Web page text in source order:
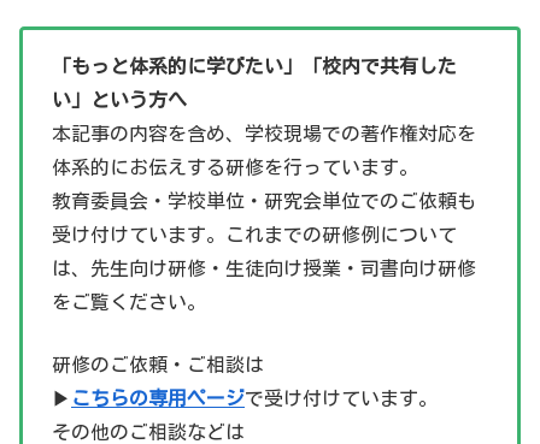
「もっと体系的に学びたい」「校内で共有した
い」という方へ
本記事の内容を含め、学校現場での著作権対応を
体系的にお伝えする研修を行っています。
教育委員会・学校単位・研究会単位でのご依頼も
受け付けています。これまでの研修例について
は、先生向け研修・生徒向け授業・司書向け研修
をご覧ください。
研修のご依頼・ご相談は
▶ こちらの専用ページで受け付けています。
その他のご相談などは